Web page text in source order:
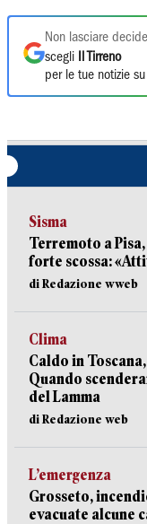
Non lasciare
scegli
Il Tirreno
per le tue notizie
Sisma
Terremoto a
forte scossa:
di Redazione wweb
Clima
Caldo in
Quando
del Lamma
di Redazione web
L’emergenza
Grosseto,
evacuate alcune